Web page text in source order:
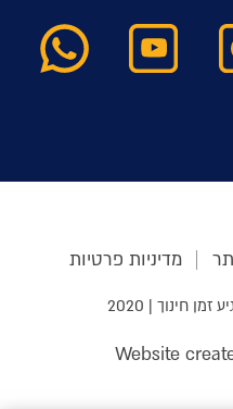
מדיניות פרטיות
חינוך | 2020
Website